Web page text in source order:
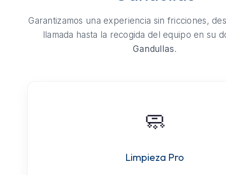
Garantizamos una experiencia sin fricciones,
llamada hasta la recogida del equipo en su
Gandullas.
🧼
Limpieza Pro